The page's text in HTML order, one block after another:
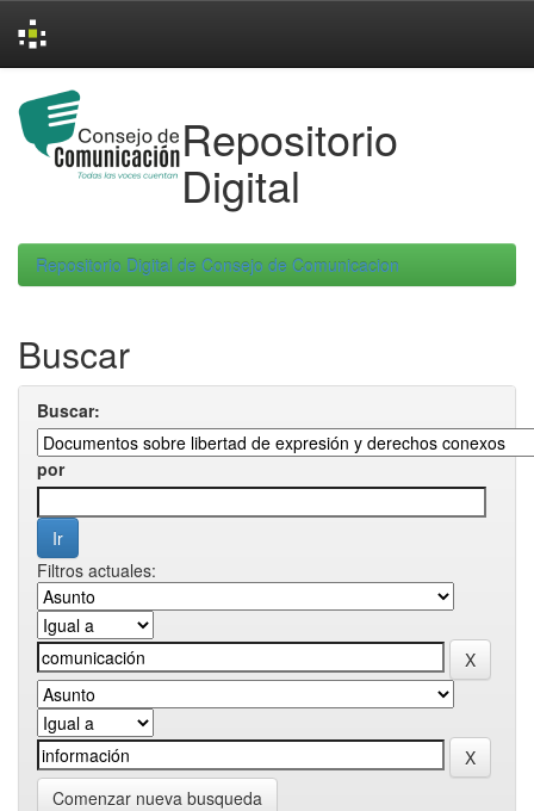
navigation
Repositorio
Digital
Repositorio Digital de Consejo de Comunicacion
Buscar
Buscar:
por
Filtros actuales:
Comenzar nueva busqueda